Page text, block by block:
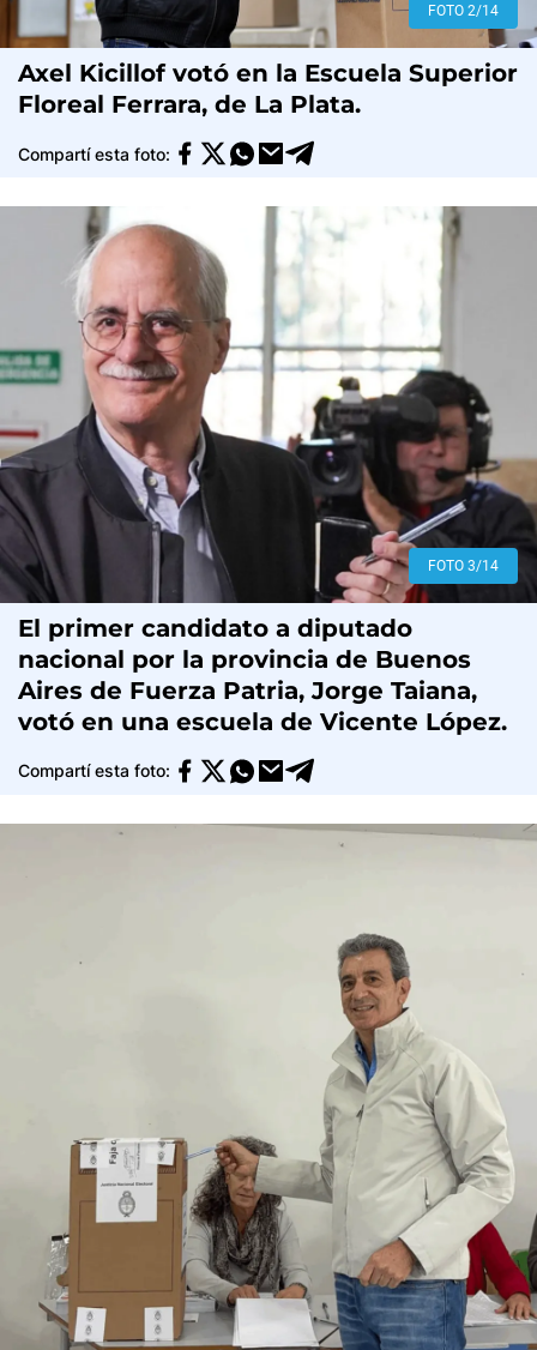
FOTO 2/14
Axel Kicillof votó en la Escuela Superior
Floreal Ferrara, de La Plata.
Compartí esta foto:
FOTO 3/14
El primer candidato a diputado
nacional por la provincia de Buenos
Aires de Fuerza Patria, Jorge Taiana,
votó en una escuela de Vicente López.
Compartí esta foto: